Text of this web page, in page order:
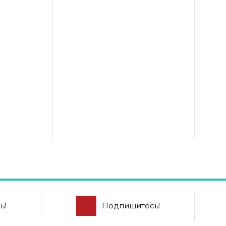
Подпишитесь!